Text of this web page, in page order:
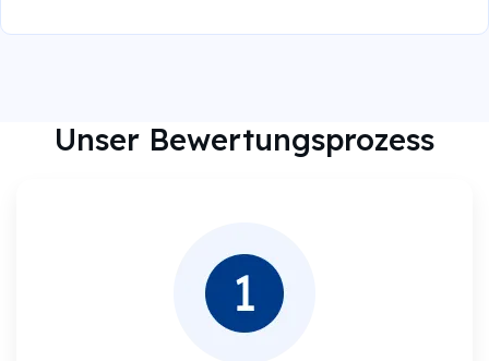
Unser Bewertungsprozess